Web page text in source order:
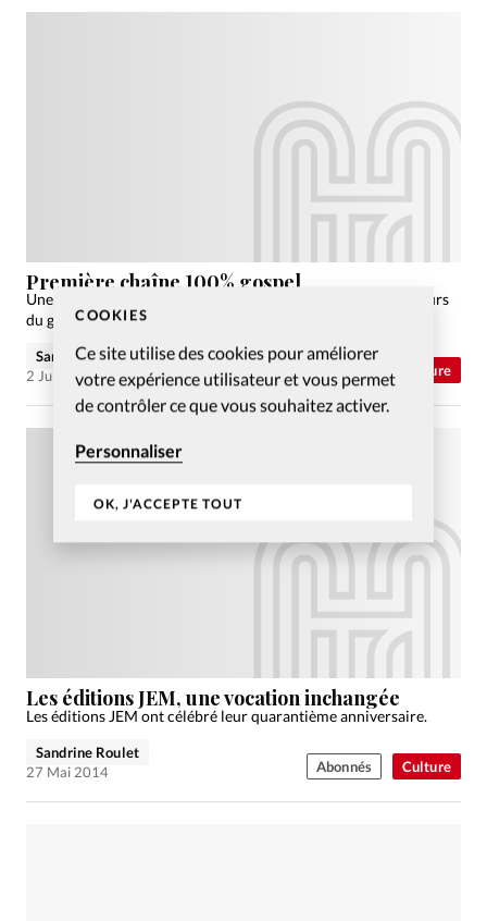
COOKIES
Ce site utilise des cookies pour améliorer
votre expérience utilisateur et vous permet
de contrôler ce que vous souhaitez activer.
Personnaliser
OK, J'ACCEPTE TOUT
Culture
Première chaîne 100% gospel
Une chaîne télévisée de gospel vient d'être lancée. Les amateurs
du genre sont ravis.
Sandrine Roulet
2 Juin 2014
Culture
Les éditions JEM, une vocation inchangée
Les éditions JEM ont célébré leur quarantième anniversaire.
Sandrine Roulet
27 Mai 2014
Abonnés